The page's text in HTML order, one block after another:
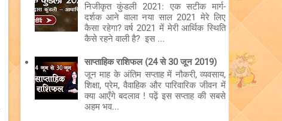
निजीकृत कुंडली 2021: एक सटीक मार्ग-
दर्शक आने वाला नया साल 2021 मेरे लिए
कैसा रहेगा? वर्ष 2021 में मेरी आर्थिक स्थिति
कैसे रहने वाली है? इस ...
साप्ताहिक राशिफल (24 से 30 जून 2019)
जून माह के अंतिम सप्ताह में नौकरी, व्यवसाय,
शिक्षा, प्रेम, वैवाहिक और पारिवारिक जीवन में
क्या आएँगे बदलाव ! पढ़ें इस सप्ताह की सबसे
अहम भव...